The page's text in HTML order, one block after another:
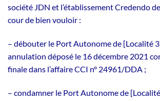
société JDN et l’établissement Credendo
cour de bien vouloir :
– débouter le Port Autonome de [Localité
annulation déposé le 16 décembre 2021
finale dans l’affaire CCI n° 24961/DDA ;
– condamner le Port Autonome de